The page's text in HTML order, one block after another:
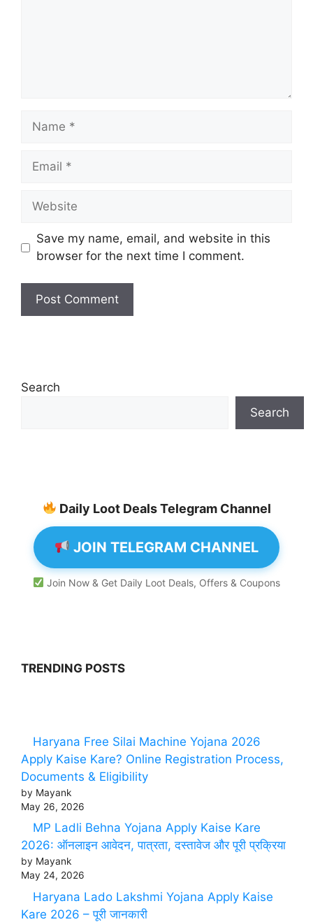
Name
Email
Website
Save my name, email, and website in this
browser for the next time I comment.
Search
Search
Daily Loot Deals Telegram Channel
JOIN TELEGRAM CHANNEL
Join Now & Get Daily Loot Deals, Offers & Coupons
TRENDING POSTS
Haryana Free Silai Machine Yojana 2026
Apply Kaise Kare? Online Registration Process,
Documents & Eligibility
by Mayank
May 26, 2026
MP Ladli Behna Yojana Apply Kaise Kare
2026: ऑनलाइन आवेदन, पात्रता, दस्तावेज और पूरी प्रक्रिया
by Mayank
May 24, 2026
Haryana Lado Lakshmi Yojana Apply Kaise
Kare 2026 – पूरी जानकारी